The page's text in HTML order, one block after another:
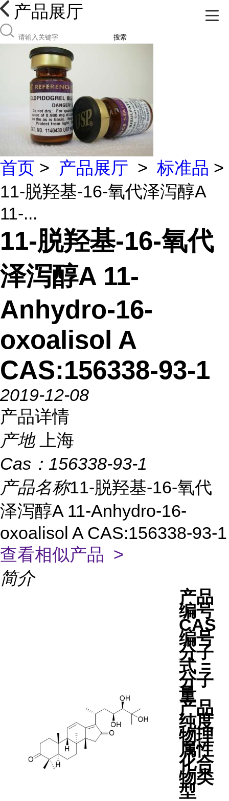
产品展厅
搜索
首页 > 产品展厅 > 标准品 >
11-脱羟基-16-氧代泽泻醇A
11-...
11-脱羟基-16-氧代
泽泻醇A 11-
Anhydro-16-
oxoalisol A
CAS:156338-93-1
2019-12-08
产品详情
产地
上海
Cas： 156338-93-1
产品名称11-脱羟基-16-氧代
泽泻醇A 11-Anhydro-16-
oxoalisol A CAS:156338-93-1
查看相似产品 >
简介
产品
编号
CAS
编号
分子
式 =
分子
量
产品
纯度
物理
属性
化合
物类
型